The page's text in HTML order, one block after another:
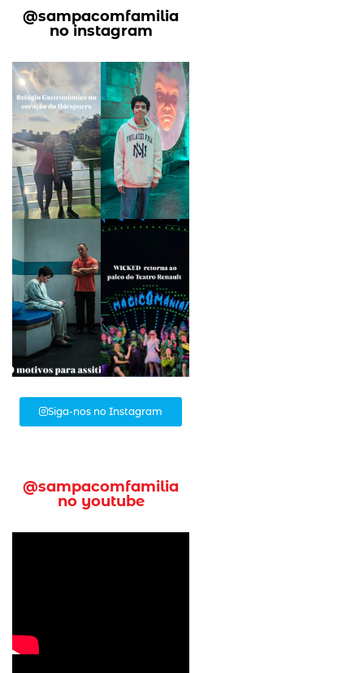
@sampacomfamilia
no instagram
Siga-nos no Instagram
@sampacomfamilia
no youtube